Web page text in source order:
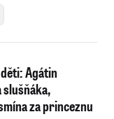
Agátin
slušňáka,
za princeznu